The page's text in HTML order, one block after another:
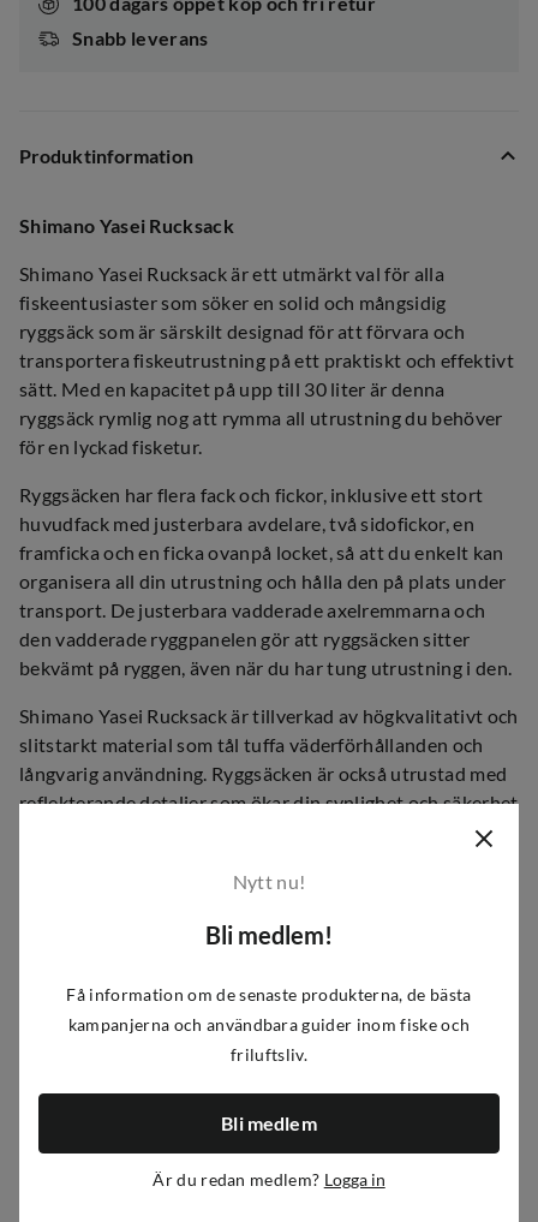
Snabb leverans
Produktinformation
Shimano Yasei Rucksack
Shimano Yasei Rucksack är ett utmärkt val för alla
fiskeentusiaster som söker en solid och mångsidig
ryggsäck som är särskilt designad för att förvara och
transportera fiskeutrustning på ett praktiskt och effektivt
sätt. Med en kapacitet på upp till 30 liter är denna
ryggsäck rymlig nog att rymma all utrustning du behöver
för en lyckad fisketur.
Ryggsäcken har flera fack och fickor, inklusive ett stort
huvudfack med justerbara avdelare, två sidofickor, en
framficka och en ficka ovanpå locket, så att du enkelt kan
organisera all din utrustning och hålla den på plats under
transport. De justerbara vadderade axelremmarna och
den vadderade ryggpanelen gör att ryggsäcken sitter
bekvämt på ryggen, även när du har tung utrustning i den.
Shimano Yasei Rucksack är tillverkad av högkvalitativt och
slitstarkt material som tål tuffa väderförhållanden och
långvarig användning. Ryggsäcken är också utrustad med
reflekterande detaljer som ökar din synlighet och säkerhet
när du går längs vägen på väg till eller från fiskeplatsen.
Sammanfattningsvis är Shimano Yasei Rucksack en pålitlig
fiskeutrustning organiserad och skyddad under transport.
denna ryggsäck dig att fokusera på fiskeupplevelsen och
inte oroa dig för utrustningen.
Medium Plan Smart-boxar
Snabbåtkomstsidor för att komma åt boxar från båda
Nytt nu!
Bli medlem!
Få information om de senaste produkterna, de bästa
kampanjerna och användbara guider inom fiske och
friluftsliv.
Bli medlem
Är du redan medlem? Logga in